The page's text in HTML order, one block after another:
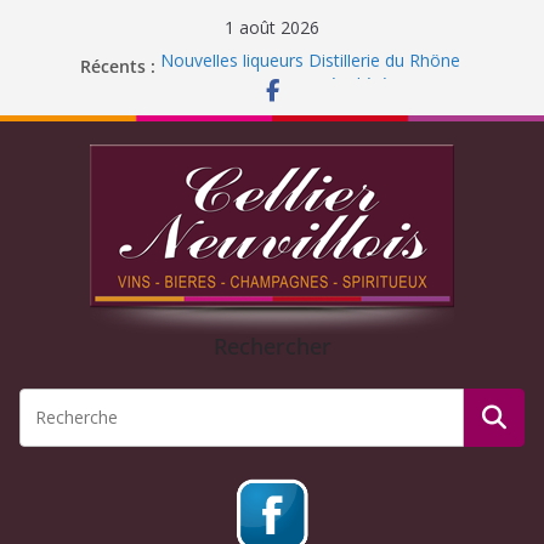
1 août 2026
Récents : Nouvelles liqueurs Distillerie du Rhône
Fermeture pour congés d’été 2026
Liqueur Jacoulot : nouveau parfum!
Journée Dégustation : Rhums arrangés
Rechercher